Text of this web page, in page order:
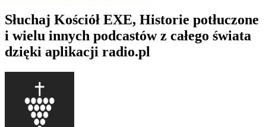
Słuchaj Kościół EXE, Historie potłuczone
i wielu innych podcastów z całego świata
dzięki aplikacji radio.pl